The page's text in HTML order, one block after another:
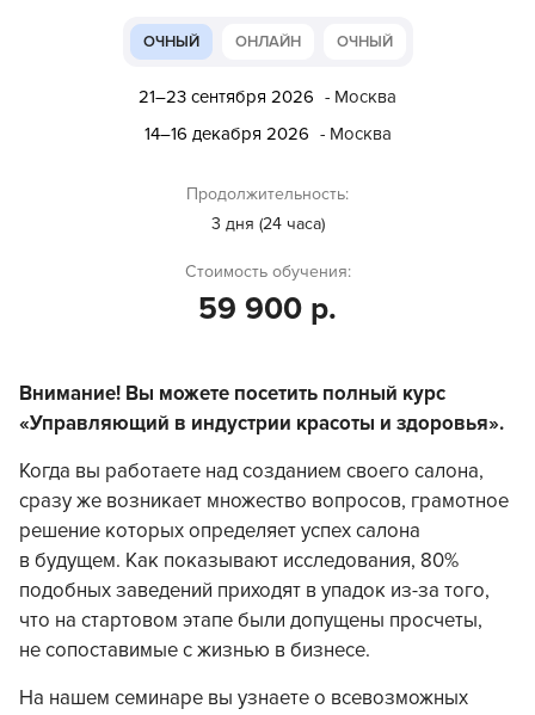
ОЧНЫЙ ОНЛАЙН ОЧНЫЙ
21–23 сентября 2026 - Москва
14–16 декабря 2026 - Москва
Продолжительность:
3 дня (24 часа)
Стоимость обучения:
59 900 р.
Внимание! Вы можете посетить полный курс
«Управляющий в индустрии красоты и здоровья».
Когда вы работаете над созданием своего салона,
сразу же возникает множество вопросов, грамотное
решение которых определяет успех салона
в будущем. Как показывают исследования, 80%
подобных заведений приходят в упадок из-за того,
что на стартовом этапе были допущены просчеты,
не сопоставимые с жизнью в бизнесе.
На нашем семинаре вы узнаете о всевозможных